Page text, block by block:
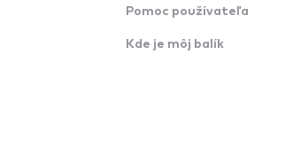
Pomoc používateľa
Kde je môj balík